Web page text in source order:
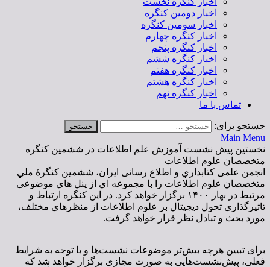
اخبار دومین کنگره
اخبار سومین کنگره
اخبار کنگره چهارم
اخبار کنگره پنجم
اخبار کنگره ششم
اخبار کنگره هفتم
اخبار کنگره هشتم
اخبار کنگره نهم
تماس با ما
جستجو برای:
Main Menu
نخستین پیش نشست آموزش علم اطلاعات در ششمین کنگره
متخصصان علوم اطلاعات
انجمن علمی کتابداري و اطلاع رسانی ایران، ششمين کنگرۀ ملي
متخصصان علوم اطلاعات را با مجموعه اي از پنل هاي موضوعی
مرتبط در بهار ١۴٠٠ برگزار خواهد کرد. در اين كنگره ارتباط و
تاثیرگذاری تحول ديجيتال بر علوم اطلاعات از منظرهاي مختلف،
مورد بحث و تبادل نظر قرار خواهد گرفت.
برای تبیین هرچه بیش‌تر موضوعات نشست‌ها و با توجه به شرایط
فعلی، پیش‌نشست‌هایی به صورت مجازی برگزار خواهد شد که